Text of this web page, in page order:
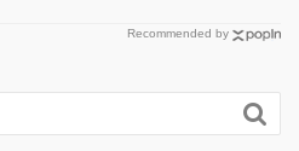
Recommended by
